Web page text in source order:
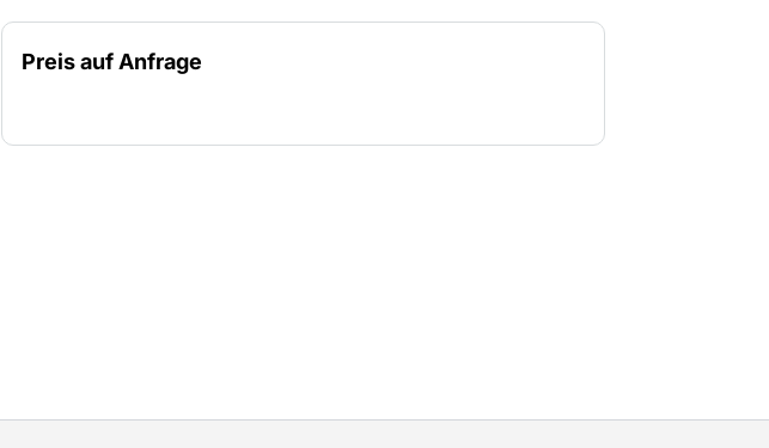
geschützt sind. Durch eine clevere Aufbauweise sind feste
Geländer und Streben bereits vorhanden, bevor Sie die nächste
Preis auf Anfrage